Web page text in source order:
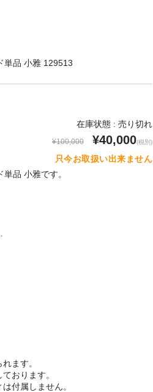
単品 小雅 129513
在庫状態 : 売り切れ
¥100,000 ¥40,000(税別)
只今お取扱い出来ません
品 小雅です。
ます。
おります。
付属しません。